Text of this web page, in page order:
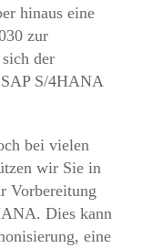
hinaus eine
zur
der
S/4HANA
bei vielen
wir Sie in
Vorbereitung
Dies kann
eine